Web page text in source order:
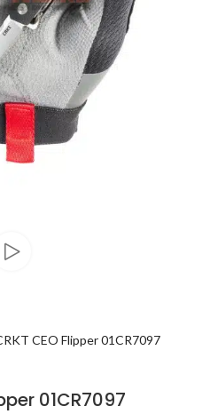
CEO Flipper 01CR7097
01CR7097